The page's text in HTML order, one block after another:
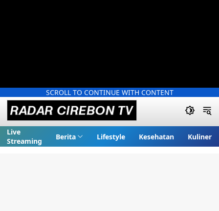
SCROLL TO CONTINUE WITH CONTENT
Live
Streaming
Berita Lifestyle Kesehatan Kuliner